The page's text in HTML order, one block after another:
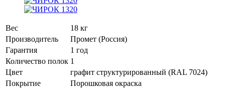
Вес
18 кг
Производитель
Промет (Россия)
Гарантия
1 год
Количество полок 1
Цвет
графит структурированный (RAL 7024)
Покрытие
Порошковая окраска